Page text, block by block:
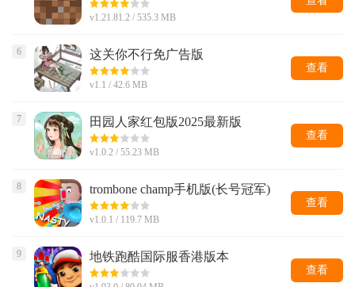
v1.21.81.2 / 535.3 MB
6 这关你不行免广告版
v1.1 / 42.6 MB
查看
7 田园人家红包版2025最新版
v1.0.2 / 55.23 MB
查看
8 trombone champ手机版(长号冠军)
v1.0.1 / 119.7 MB
查看
9 地铁跑酷国际服香港版本
查看